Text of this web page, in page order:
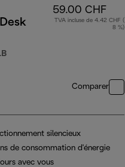
59.00 CHF
TVA incluse de 4.42 CHF (
8 %)
Comparer
silencieux
de consommation d'énergie
avec vous